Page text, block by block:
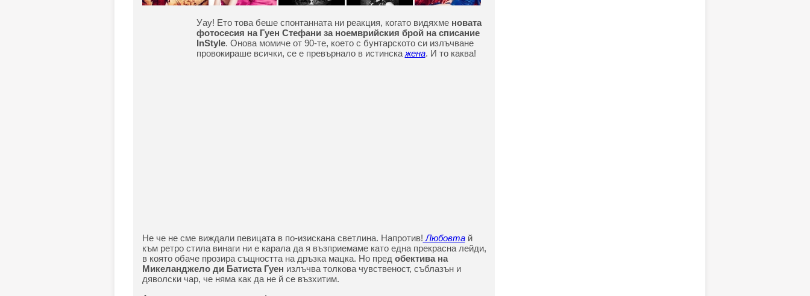
Уау! Ето това беше спонтанната ни реакция, когато видяхме новата
фотосесия на Гуен Стефани за ноемврийския брой на списание
InStyle. Онова момиче от 90-те, което с бунтарското си излъчване
провокираше всички, се е превърнало в истинска жена. И то каква!
Не че не сме виждали певицата в по-изискана светлина. Напротив! Любовтай
към ретро стила винаги ни е карала да я възприемаме като една прекрасна лейди,
в която обаче прозира същността на дръзка мацка. Но пред обектива на
Микеланджело ди Батиста Гуен излъчва толкова чувственост, съблазън и
дяволски чар, че няма как да не й се възхитим.